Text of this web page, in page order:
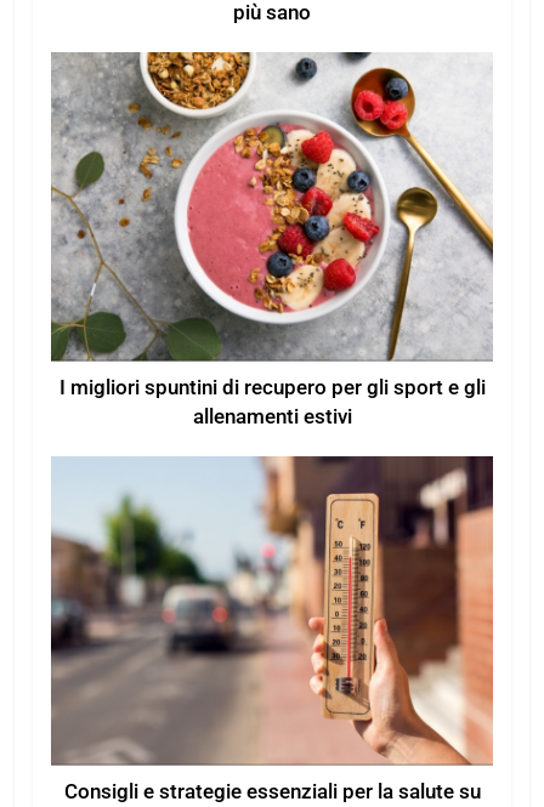
più sano
I migliori spuntini di recupero per gli sport e gli
allenamenti estivi
Consigli e strategie essenziali per la salute su